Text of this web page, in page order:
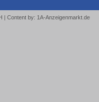
| Content by: 1A-Anzeigenmarkt.de